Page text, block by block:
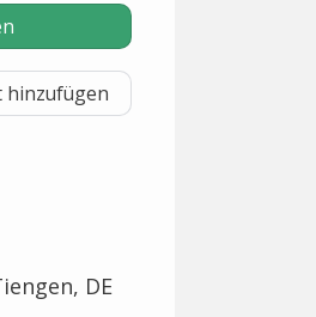
hinzufügen
DE